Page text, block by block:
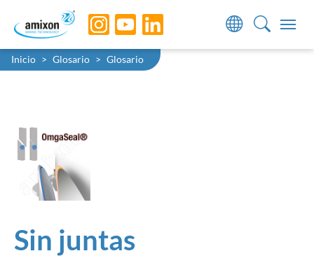
Skip to main navigation
Skip to main content
Skip to page footer
You are here:
Inicio Glosario Glosario
Sin juntas